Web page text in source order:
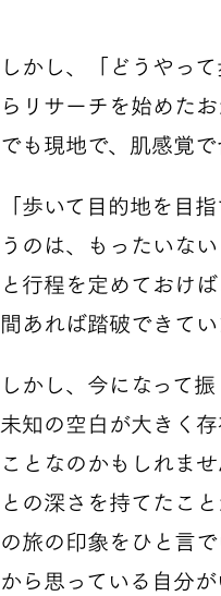
しかし、「どうやっ
らリサーチを始めた
でも現地で、肌感覚
「歩いて目的地を目
うのは、もったいな
と行程を定めておけ
間あれば踏破できて
しかし、今になって
未知の空白が大きく
ことなのかもしれま
との深さを持てたこ
の旅の印象をひと言
から思っている自分が